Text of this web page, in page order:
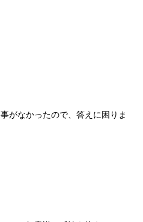
がなかったので、答えに困りま